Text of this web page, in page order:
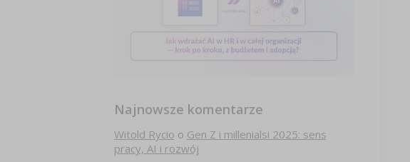
Najnowsze komentarze
Witold Rycio o Gen Z i millenialsi 2025: sens
pracy, AI i rozwój